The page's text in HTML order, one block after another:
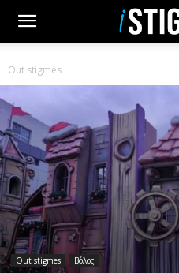
Out stigmes
Out stigmes Βόλος